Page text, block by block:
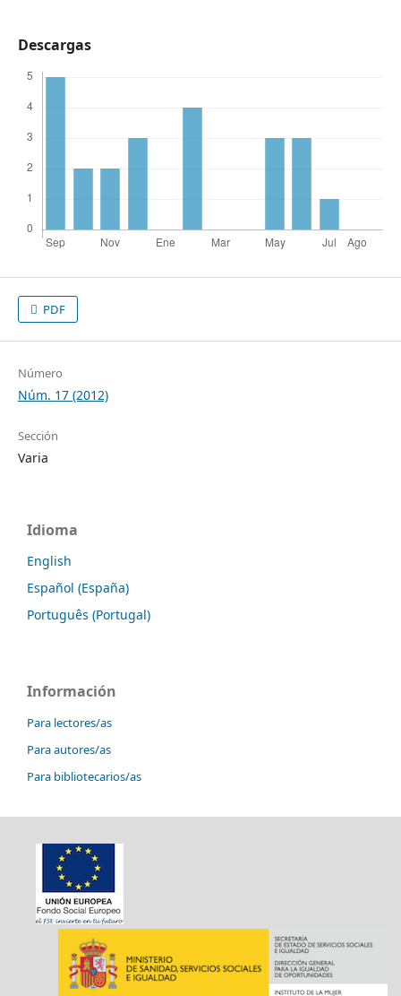
Descargas
PDF
Número
Núm. 17 (2012)
Sección
Varia
Idioma
English
Español (España)
Português (Portugal)
Información
Para lectores/as
Para autores/as
Para bibliotecarios/as